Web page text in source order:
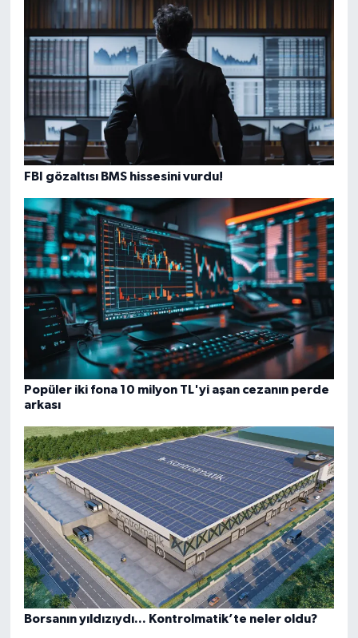
FBI gözaltısı BMS hissesini vurdu!
Popüler iki fona 10 milyon TL'yi aşan cezanın perde
arkası
Borsanın yıldızıydı... Kontrolmatik’te neler oldu?